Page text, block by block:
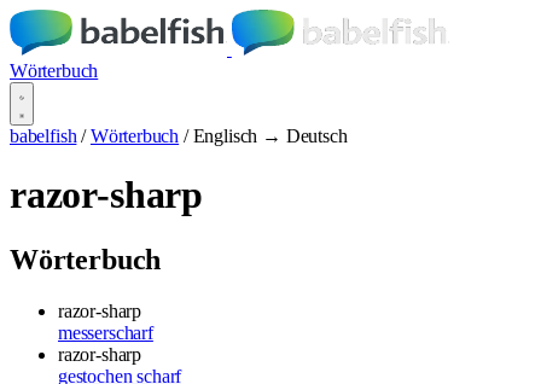
Wörterbuch
babelfish / Wörterbuch / Englisch → Deutsch
razor-sharp
Wörterbuch
razor-sharp
messerscharf
razor-sharp
gestochen scharf